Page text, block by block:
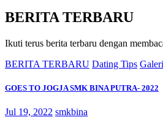
BERITA TERBARU
Ikuti terus berita terbaru dengan
BERITA TERBARU Dating Tips
GOES TO JOGJA SMK BINA PUTRA- 2022
Jul 19, 2022 smkbina